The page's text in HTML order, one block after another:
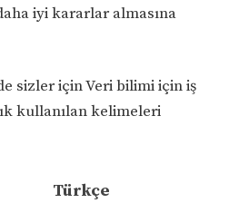
iyi kararlar almasına
sizler için Veri bilimi için iş
kullanılan kelimeleri
Türkçe